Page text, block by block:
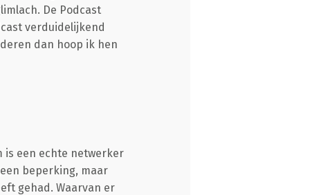
De Podcast
verduidelijkend
dan hoop ik hen
is een echte netwerker
beperking, maar
gehad. Waarvan er